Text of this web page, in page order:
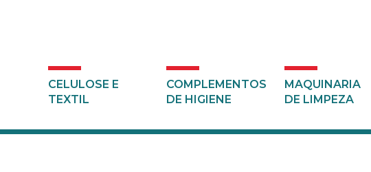
CELULOSE E
TEXTIL
COMPLEMENTOS
DE HIGIENE
MAQUINARIA
DE LIMPEZA